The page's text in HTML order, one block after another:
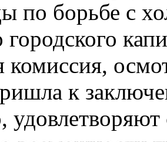
по борьбе с
городского
комиссия,
к